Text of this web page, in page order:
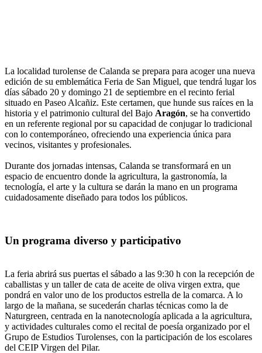
La localidad turolense de Calanda se prepara para acoger una nueva
edición de su emblemática Feria de San Miguel, que tendrá lugar los
días sábado 20 y domingo 21 de septiembre en el recinto ferial
situado en Paseo Alcañiz. Este certamen, que hunde sus raíces en la
historia y el patrimonio cultural del Bajo Aragón, se ha convertido
en un referente regional por su capacidad de conjugar lo tradicional
con lo contemporáneo, ofreciendo una experiencia única para
vecinos, visitantes y profesionales.
Durante dos jornadas intensas, Calanda se transformará en un
espacio de encuentro donde la agricultura, la gastronomía, la
tecnología, el arte y la cultura se darán la mano en un programa
cuidadosamente diseñado para todos los públicos.
Un programa diverso y participativo
La feria abrirá sus puertas el sábado a las 9:30 h con la recepción de
caballistas y un taller de cata de aceite de oliva virgen extra, que
pondrá en valor uno de los productos estrella de la comarca. A lo
largo de la mañana, se sucederán charlas técnicas como la de
Naturgreen, centrada en la nanotecnología aplicada a la agricultura,
y actividades culturales como el recital de poesía organizado por el
Grupo de Estudios Turolenses, con la participación de los escolares
del CEIP Virgen del Pilar.